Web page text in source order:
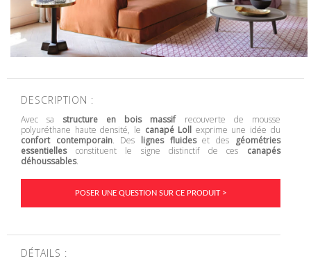
DESCRIPTION :
Avec sa structure en bois massifrecouverte de mousse
polyuréthane haute densité, le canapé Loll exprime une idée du
confort contemporain. Des lignes fluideset des géométries
essentiellesconstituent le signe distinctif de ces canapés
déhoussables.
POSER UNE QUESTION SUR CE PRODUIT >
DÉTAILS :